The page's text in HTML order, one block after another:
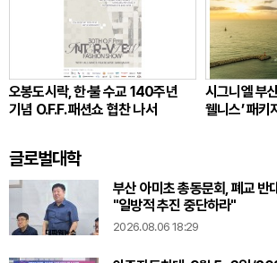
오봉도시락, 한·불 수교 140주년
기념 O.F.F. 패션쇼 협찬 나서
시그니엘 부
웰니스’ 패키
글로벌대학
부산 아미초 총동문회, 폐교
"일방적 추진 중단하라"
2026.08.06 18:29